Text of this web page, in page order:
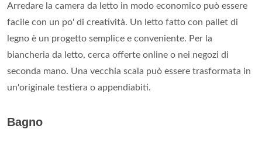
Arredare la camera da letto in modo economico può essere
facile con un po' di creatività. Un letto fatto con pallet di
legno è un progetto semplice e conveniente. Per la
biancheria da letto, cerca offerte online o nei negozi di
seconda mano. Una vecchia scala può essere trasformata in
un'originale testiera o appendiabiti.
Bagno